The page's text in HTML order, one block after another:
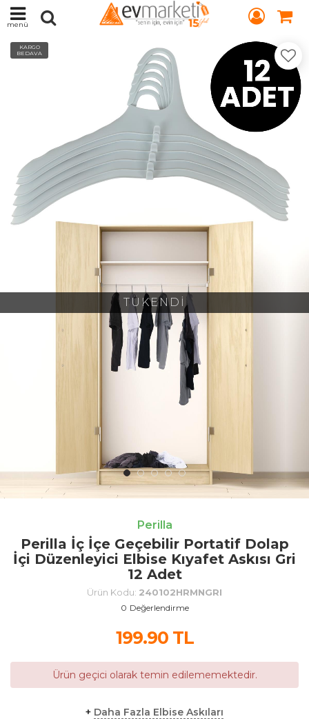
menü
TÜKENDİ
KARGO
BEDAVA
Perilla
Perilla İç İçe Geçebilir Portatif Dolap
İçi Düzenleyici Elbise Kıyafet Askısı Gri
12 Adet
Ürün Kodu: 240102HRMNGRI
0 Değerlendirme
199.90TL
Ürün geçici olarak temin edilememektedir.
+ Daha Fazla Elbise Askıları